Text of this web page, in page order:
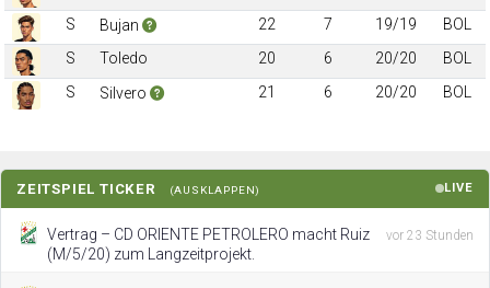
S
Bujan 22 7 19/19
BOL
S
Toledo 20 6 20/20
BOL
S
Silvero 21 6 20/20 BOL
ZEITSPIEL TICKER (AUSKLAPPEN) LIVE
Vertrag – CD ORIENTE PETROLERO macht Ruiz
(M/5/20) zum Langzeitprojekt.
vor 23 Stunden